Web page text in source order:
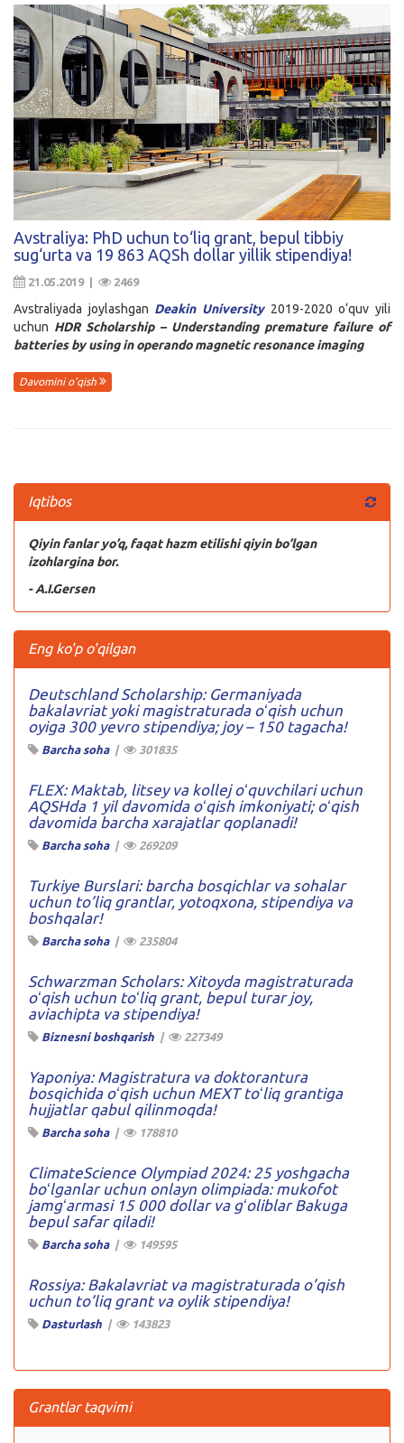
Avstraliya: PhD uchun to‘liq grant, bepul tibbiy
sug‘urta va 19 863 AQSh dollar yillik stipendiya!
21.05.2019 | 2469
Avstraliyada joylashgan Deakin University2019-2020 o‘quv yili
uchun HDR Scholarship – Understanding premature failure of
batteries by using in operando magnetic resonance imaging
Davomini o'qish
Iqtibos
Qiyin fanlar yo’q, faqat hazm etilishi qiyin bo’lgan
izohlargina bor.
- A.I.Gersen
Eng ko'p o'qilgan
Deutschland Scholarship: Germaniyada
bakalavriat yoki magistraturada oʻqish uchun
oyiga 300 yevro stipendiya; joy – 150 tagacha!
Barcha soha| 301835
FLEX: Maktab, litsey va kollej oʻquvchilari uchun
AQSHda 1 yil davomida oʻqish imkoniyati; oʻqish
davomida barcha xarajatlar qoplanadi!
Barcha soha| 269209
Turkiye Burslari: barcha bosqichlar va sohalar
uchun to’liq grantlar, yotoqxona, stipendiya va
boshqalar!
Barcha soha| 235804
Schwarzman Scholars: Xitoyda magistraturada
oʻqish uchun toʻliq grant, bepul turar joy,
aviachipta va stipendiya!
Biznesni boshqarish | 227349
Yaponiya: Magistratura va doktorantura
bosqichida oʻqish uchun MEXT toʻliq grantiga
hujjatlar qabul qilinmoqda!
Barcha soha| 178810
ClimateScience Olympiad 2024: 25 yoshgacha
boʻlganlar uchun onlayn olimpiada: mukofot
jamgʻarmasi 15 000 dollar va gʻoliblar Bakuga
bepul safar qiladi!
Barcha soha| 149595
Rossiya: Bakalavriat va magistraturada o’qish
uchun to’liq grant va oylik stipendiya!
Dasturlash | 143823
Grantlar taqvimi